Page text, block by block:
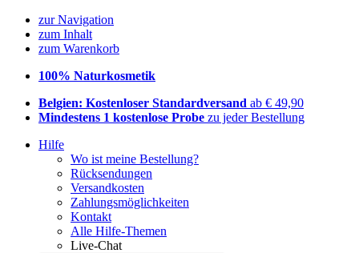
zur Navigation
zum Inhalt
zum Warenkorb
100% Naturkosmetik
Belgien: Kostenloser Standardversand ab € 49,90
Mindestens 1 kostenlose Probe zu jeder Bestellung
Hilfe
Wo ist meine Bestellung?
Rücksendungen
Versandkosten
Zahlungsmöglichkeiten
Kontakt
Alle Hilfe-Themen
Live-Chat